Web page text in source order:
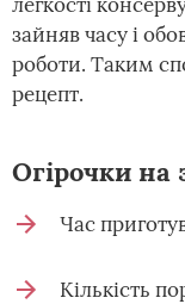
зайняв часу і
роботи. Таким
рецепт.
Огірочки
Час
Кількість